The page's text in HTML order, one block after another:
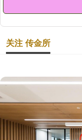
关注 传金所